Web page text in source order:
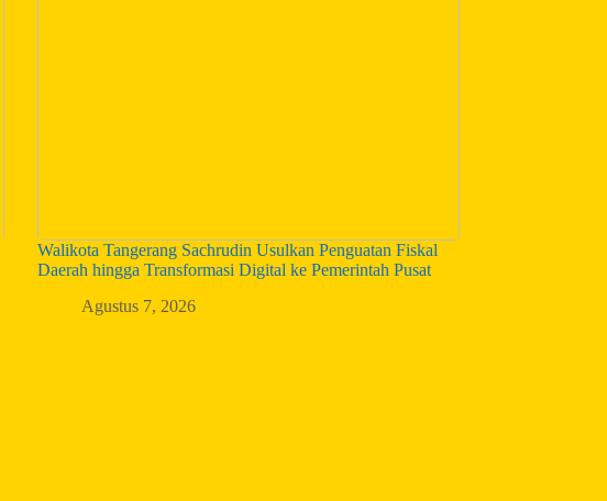
Walikota Tangerang Sachrudin Usulkan Penguatan Fiskal
Daerah hingga Transformasi Digital ke Pemerintah Pusat
Agustus 7, 2026